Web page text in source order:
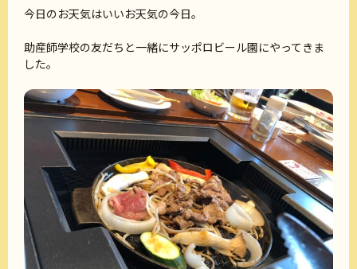
今日のお天気はいいお天気の今日。
助産師学校の友だちと一緒にサッポロビール園にやってきま
した。